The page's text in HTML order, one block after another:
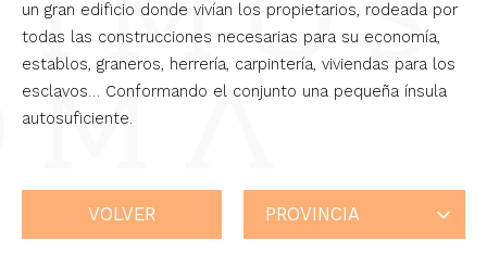
un gran edificio donde vivían los propietarios, rodeada por
todas las construcciones necesarias para su economía,
establos, graneros, herrería, carpintería, viviendas para los
esclavos… Conformando el conjunto una pequeña ínsula
autosuficiente.
VOLVER PROVINCIA